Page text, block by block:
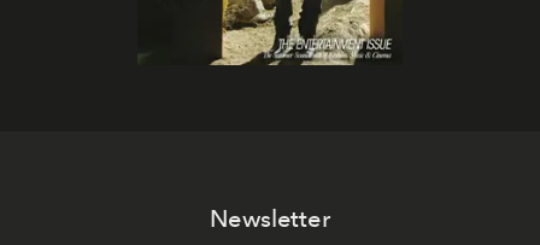
Newsletter